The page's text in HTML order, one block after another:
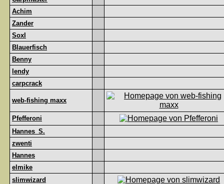
Achim
Zander
Soxl
Blauerfisch
Benny
lendy
carpcrack
web-fishing maxx
Pfefferoni
Hannes_S.
zwenti
Hannes
elmike
slimwizard